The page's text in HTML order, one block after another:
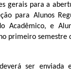
gerais para a
para Alunos
Acadêmico, e
primeiro semestre
ser enviada